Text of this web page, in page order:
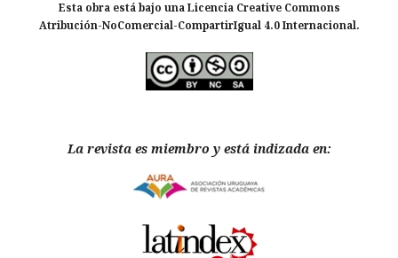
Esta obra está bajo una Licencia Creative Commons
Atribución-NoComercial-CompartirIgual 4.0 Internacional.
La revista es miembro y está indizada en: